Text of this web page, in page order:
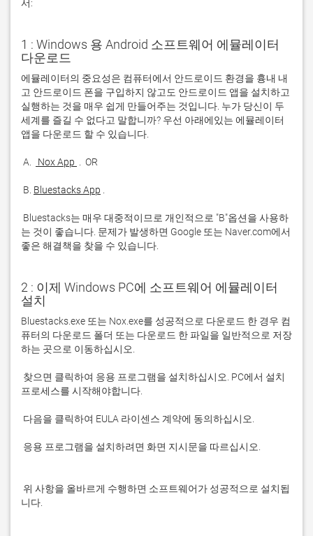
서:
1 : Windows 용 Android 소프트웨어 에뮬레이터
다운로드
에뮬레이터의 중요성은 컴퓨터에서 안드로이드 환경을 흉내 내
고 안드로이드 폰을 구입하지 않고도 안드로이드 앱을 설치하고
실행하는 것을 매우 쉽게 만들어주는 것입니다. 누가 당신이 두
세계를 즐길 수 없다고 말합니까? 우선 아래에있는 에뮬레이터
A. Nox App
B. Bluestacks App
는 것이 좋습니다. 문제가 발생하면 Google 또는 Naver.com에서
좋은 해결책을 찾을 수 있습니다.
2 : 이제 Windows PC에 소프트웨어 에뮬레이터
설치
Bluestacks.exe 또는 Nox.exe를 성공적으로 다운로드 한 경우 컴
퓨터의 다운로드 폴더 또는 다운로드 한 파일을 일반적으로 저장
니다.